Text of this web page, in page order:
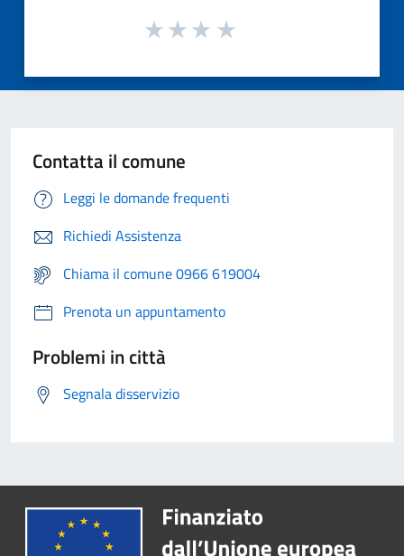
Contatta il comune
Leggi le domande frequenti
Richiedi Assistenza
Chiama il comune 0966 619004
Prenota un appuntamento
Problemi in città
Segnala disservizio